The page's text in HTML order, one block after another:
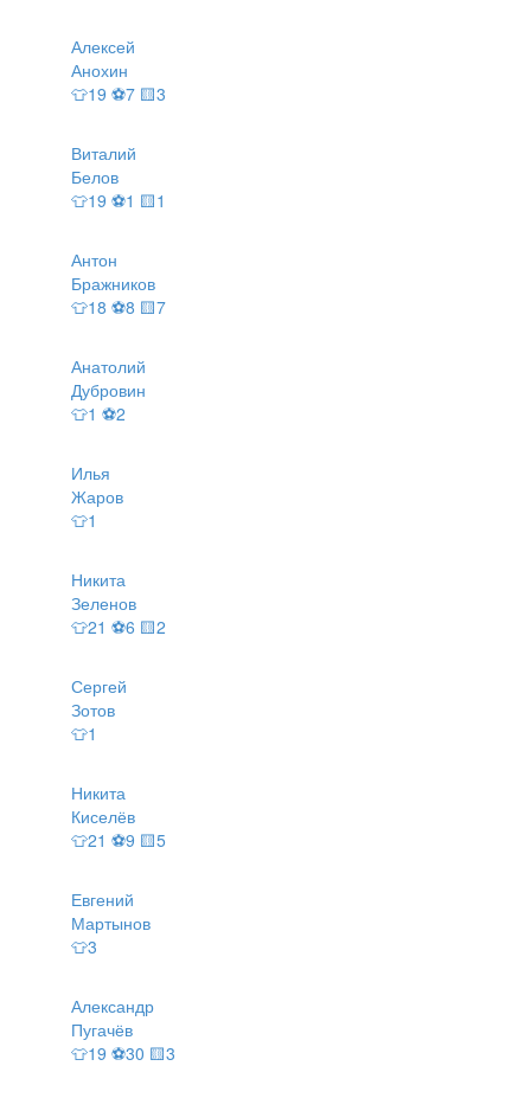
Алексей
Анохин
👕19 ⚽7 🟨3
Виталий
Белов
👕19 ⚽1 🟨1
Антон
Бражников
👕18 ⚽8 🟨7
Анатолий
Дубровин
👕1 ⚽2
Илья
Жаров
👕1
Никита
Зеленов
👕21 ⚽6 🟨2
Сергей
Зотов
👕1
Никита
Киселёв
👕21 ⚽9 🟨5
Евгений
Мартынов
👕3
Александр
Пугачёв
👕19 ⚽30 🟨3